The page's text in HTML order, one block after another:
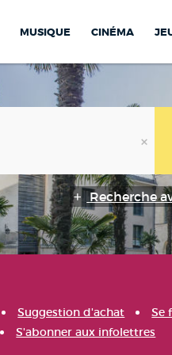
MUSIQUE CINÉMA
Recherche
Suggestion d'achat
Se
S'abonner aux infolettres